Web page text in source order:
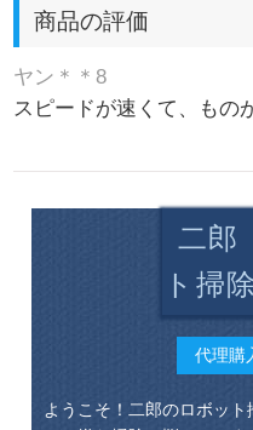
商品の評価
ヤン＊＊8
スピードが速くて、もの
二郎
ト掃
代理購
ようこそ！二郎のロボッ